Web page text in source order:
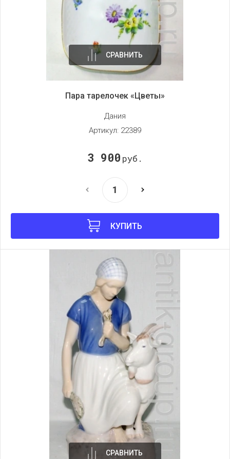
СРАВНИТЬ
Пара тарелочек «Цветы»
Дания
Артикул: 22389
3 900 руб.
КУПИТЬ
СРАВНИТЬ